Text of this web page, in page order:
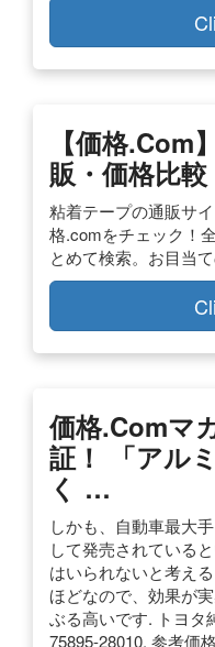
【価格.com
販・価格比
粘着テープの通販サ
格.comをチェック！
とめて検索。お目当
価格.comマ
証！ 「アル
く …
しかも、自動車最大
して発売されている
はいられないと考え
ほどなので、効果が
ぶる高いです. トヨタ
75895-28010. 参考価